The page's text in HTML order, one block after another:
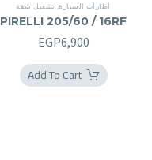
اطارات السيارة, تشغيل شقة
PIRELLI 205/60 / 16RF
EGP6,900
Add To Cart